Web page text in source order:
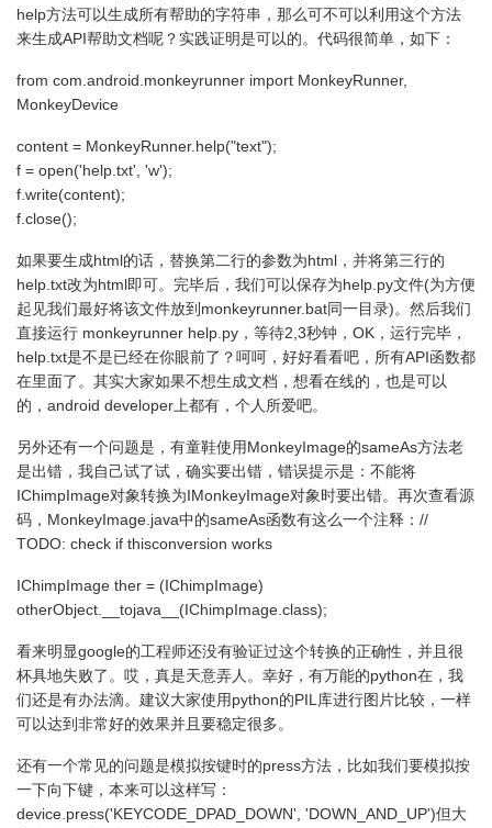
help方法可以生成所有帮助的字符串，那么可不可以利用这个方法
来生成API帮助文档呢？实践证明是可以的。代码很简单，如下：
from com.android.monkeyrunner import MonkeyRunner,
MonkeyDevice
content = MonkeyRunner.help("text");
f = open('help.txt', 'w');
f.write(content);
f.close();
如果要生成html的话，替换第二行的参数为html，并将第三行的
help.txt改为html即可。完毕后，我们可以保存为help.py文件(为方便
起见我们最好将该文件放到monkeyrunner.bat同一目录)。然后我们
直接运行 monkeyrunner help.py，等待2,3秒钟，OK，运行完毕，
help.txt是不是已经在你眼前了？呵呵，好好看看吧，所有API函数都
在里面了。其实大家如果不想生成文档，想看在线的，也是可以
的，android developer上都有，个人所爱吧。
另外还有一个问题是，有童鞋使用MonkeyImage的sameAs方法老
是出错，我自己试了试，确实要出错，错误提示是：不能将
IChimpImage对象转换为IMonkeyImage对象时要出错。再次查看源
码，MonkeyImage.java中的sameAs函数有这么一个注释：//
TODO: check if thisconversion works
IChimpImage ther = (IChimpImage)
otherObject.__tojava__(IChimpImage.class);
看来明显google的工程师还没有验证过这个转换的正确性，并且很
杯具地失败了。哎，真是天意弄人。幸好，有万能的python在，我
们还是有办法滴。建议大家使用python的PIL库进行图片比较，一样
可以达到非常好的效果并且要稳定很多。
还有一个常见的问题是模拟按键时的press方法，比如我们要模拟按
一下向下键，本来可以这样写：
device.press('KEYCODE_DPAD_DOWN', 'DOWN_AND_UP')但大